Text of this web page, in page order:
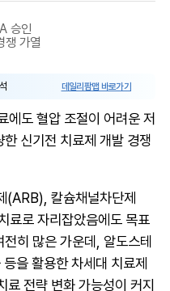
승인
쟁 가열
데일리팜맵 바로가기
도 혈압 조절이 어려운 저
신기전 치료제 개발 경쟁
(ARB), 칼슘채널차단제
료로 자리잡았음에도 목표
히 많은 가운데, 알도스테
을 활용한 차세대 치료제
전략 변화 가능성이 커지